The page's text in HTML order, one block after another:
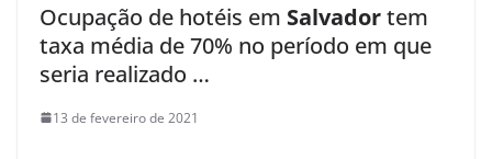
Ocupação de hotéis em Salvadortem
taxa média de 70% no período em que
seria realizado …
13 de fevereiro de 2021